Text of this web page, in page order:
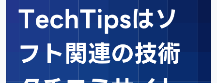
TechTipsはソ
フト関連の技術